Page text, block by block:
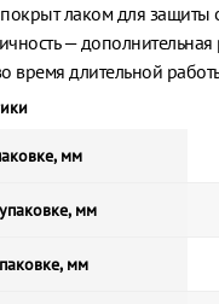
лаком для защиты
—
время длительной
мм
мм
мм